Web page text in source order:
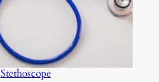
Stethoscope